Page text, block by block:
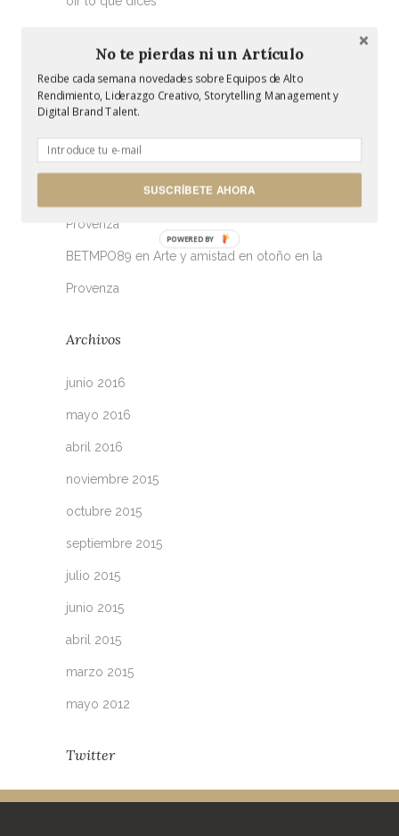
se cuidarán los demás
Últimos comentarios
Arte y amistad en otoño en la
Provenza
BETMPO89 en Arte y amistad en otoño en la
Provenza
Archivos
junio 2016
mayo 2016
abril 2016
noviembre 2015
octubre 2015
septiembre 2015
julio 2015
junio 2015
abril 2015
marzo 2015
mayo 2012
Twitter
No te pierdas ni un Artículo
Recibe cada semana novedades sobre Equipos de Alto
Rendimiento, Liderazgo Creativo, Storytelling Management y
Digital Brand Talent.
SUSCRÍBETE AHORA
POWERED BY